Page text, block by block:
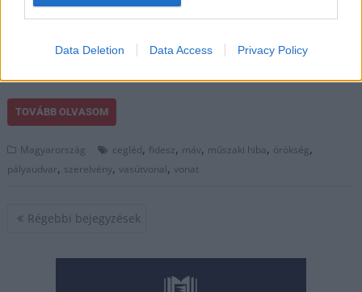
Data Deletion Data Access Privacy Policy
vonatjáratokra volt
és a ceglédi
TOVÁBB OLVASOM
Magyarország cegléd, fidesz, máv, műszaki hiba, örökség,
pályaudvar, szerelvény,vasútvonal,vonat
Bejegyzés
Régebbi bejegyzések